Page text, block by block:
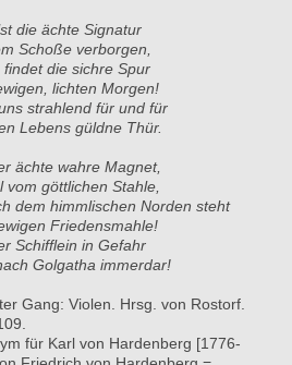
die ächte Signatur
Schoße verborgen,
findet die sichre Spur
lichten Morgen!
strahlend für und für
Lebens güldne Thür.
ächte wahre Magnet,
vom göttlichen Stahle,
dem himmlischen Norden steht
Friedensmahle!
Schifflein in Gefahr
Golgatha immerdar!
Gang: Violen. Hrsg. von Rostorf.
für Karl von Hardenberg [1776-